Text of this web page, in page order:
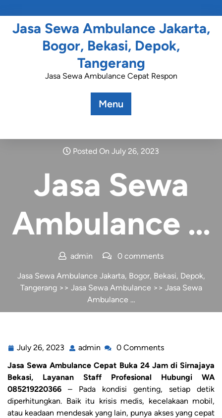
Jasa Sewa Ambulance Jakarta,
Bogor, Bekasi, Depok,
Tangerang
Jasa Sewa Ambulance Cepat Respon
Menu
Posted On July 26, 2023
Jasa Sewa
Ambulance …
admin 0 comments
Jasa Sewa Ambulance Jakarta, Bogor, Bekasi, Depok,
Tangerang>> Jasa Sewa Ambulance >> Jasa Sewa
Ambulance …
July 26, 2023 admin
0 Comments
Jasa Sewa Ambulance Cepat Buka 24 Jam di Sirnajaya
Bekasi, Layanan Staff Profesional Hubungi WA
085219220366 – Pada kondisi genting, setiap detik
diperhitungkan. Baik itu krisis medis, kecelakaan mobil,
atau keadaan mendesak yang lain, punya akses yang cepat